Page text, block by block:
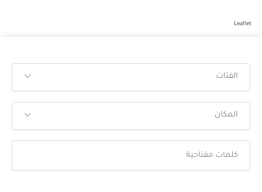
الفئات
المكان
Leaflet